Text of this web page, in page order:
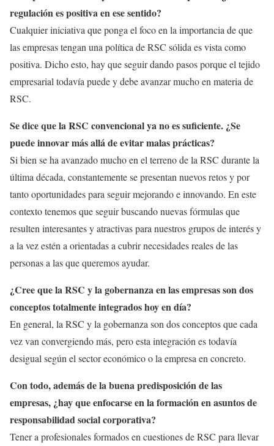
regulación es positiva en ese sentido?
Cualquier iniciativa que ponga el foco en la importancia de que
las empresas tengan una política de RSC sólida es vista como
positiva. Dicho esto, hay que seguir dando pasos porque el tejido
empresarial todavía puede y debe avanzar mucho en materia de
RSC.
Se dice que la RSC convencional ya no es suficiente. ¿Se
puede innovar más allá de evitar malas prácticas?
Si bien se ha avanzado mucho en el terreno de la RSC durante la
última década, constantemente se presentan nuevos retos y por
tanto oportunidades para seguir mejorando e innovando. En este
contexto tenemos que seguir buscando nuevas fórmulas que
resulten interesantes y atractivas para nuestros grupos de interés y
a la vez estén a orientadas a cubrir necesidades reales de las
personas a las que queremos ayudar.
¿Cree que la RSC y la gobernanza en las empresas son dos
conceptos totalmente integrados hoy en día?
En general, la RSC y la gobernanza son dos conceptos que cada
vez van convergiendo más, pero esta integración es todavía
desigual según el sector económico o la empresa en concreto.
Con todo, además de la buena predisposición de las
empresas, ¿hay que enfocarse en la formación en asuntos de
responsabilidad social corporativa?
Tener a profesionales formados en cuestiones de RSC para llevar